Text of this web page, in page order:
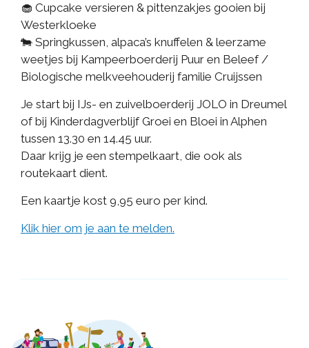
🧁 Cupcake versieren & pittenzakjes gooien bij
Westerkloeke
🐄 Springkussen, alpaca’s knuffelen & leerzame
weetjes bij Kampeerboerderij Puur en Beleef /
Biologische melkveehouderij familie Cruijssen
Je start bij IJs- en zuivelboerderij JOLO in Dreumel
of bij Kinderdagverblijf Groei en Bloei in Alphen
tussen 13.30 en 14.45 uur.
Daar krijg je een stempelkaart, die ook als
routekaart dient.
Een kaartje kost 9,95 euro per kind.
Klik hier om je aan te melden.